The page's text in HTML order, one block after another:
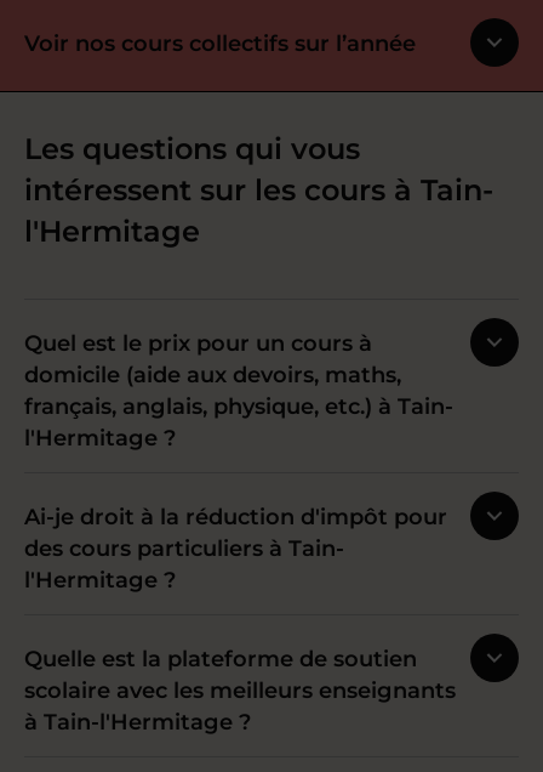
Voir nos cours collectifs sur l’année
Les questions qui vous
intéressent sur les cours à Tain-
l'Hermitage
Quel est le prix pour un cours à
domicile (aide aux devoirs, maths,
français, anglais, physique, etc.) à Tain-
l'Hermitage ?
Ai-je droit à la réduction d'impôt pour
des cours particuliers à Tain-
l'Hermitage ?
Quelle est la plateforme de soutien
scolaire avec les meilleurs enseignants
à Tain-l'Hermitage ?